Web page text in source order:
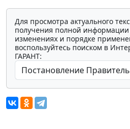
Для просмотра актуального
получения полной информации
изменениях и порядке
воспользуйтесь поиском в
ГАРАНТ: